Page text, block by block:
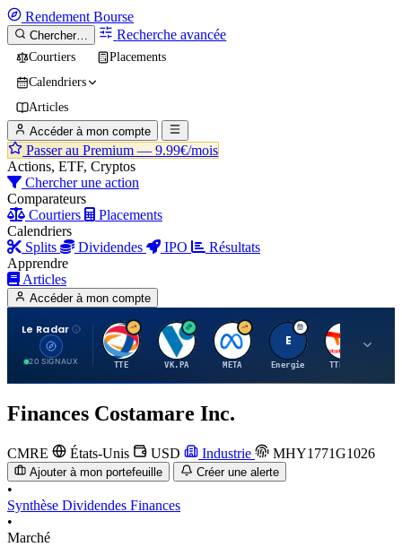
Rendement Bourse
Chercher… Recherche avancée
Courtiers
Placements
Calendriers
Articles
Accéder à mon compte
Passer au Premium — 9.99€/mois
Actions, ETF, Cryptos
Chercher une action
Comparateurs
Courtiers
Placements
Calendriers
Splits
Dividendes IPO
Résultats
Apprendre
Articles
Accéder à mon compte
Le Radar
20 SIGNAUX
T
TTE
V
VK.PA
M
META
E
Energie
T
TTE.PA
Finances Costamare Inc.
CMRE États-Unis USD Industrie MHY1771G1026
Ajouter à mon portefeuille Créer une alerte
•
Synthèse Dividendes Finances
•
Marché